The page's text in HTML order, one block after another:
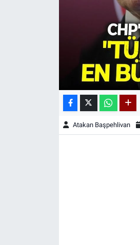
Atakan Başpehlivan